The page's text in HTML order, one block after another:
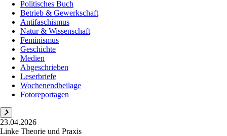
Politisches Buch
Betrieb & Gewerkschaft
Antifaschismus
Natur & Wissenschaft
Feminismus
Geschichte
Medien
Abgeschrieben
Leserbriefe
Wochenendbeilage
Fotoreportagen
23.04.2026
Linke Theorie und Praxis